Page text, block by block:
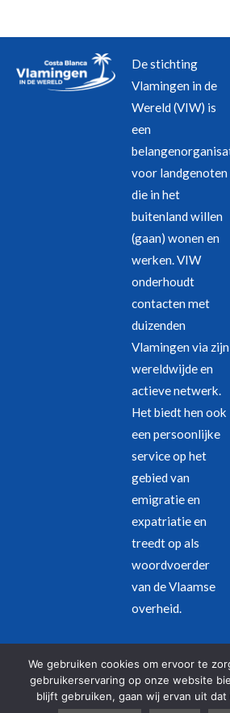
De stichting
Vlamingen in de
Wereld (VIW) is
een
voor landgenoten
die in het
buitenland willen
(gaan) wonen en
werken. VIW
onderhoudt
contacten met
duizenden
Vlamingen via zijn
wereldwijde en
actieve netwerk.
Het biedt hen ook
een persoonlijke
service op het
gebied van
emigratie en
expatriatie en
treedt op als
woordvoerder
van de Vlaamse
overheid.
Juridische kennisgeving–
© Copyright 2026 – Alle rechten
We gebruiken cookies om ervoor te
gebruikerservaring op onze website
blijft gebruiken, gaan wij ervan uit